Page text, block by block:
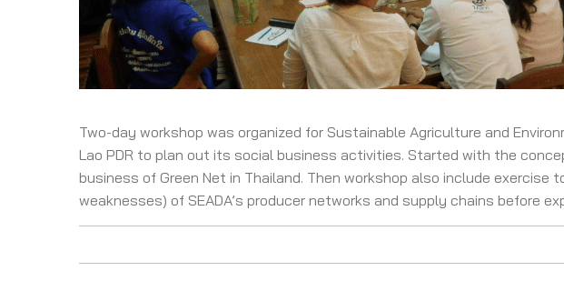
Two-day workshop was organized for Sustainable Agriculture and
Lao PDR to plan out its social business activities. Started with the
business of Green Net in Thailand. Then workshop also include
weaknesses) of SEADA’s producer networks and supply chains before